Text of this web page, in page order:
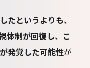
たというよりも、
体制が回復し、こ
発覚した可能性が